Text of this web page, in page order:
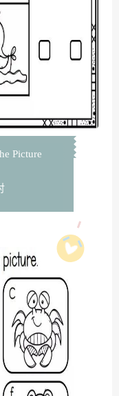
Picture